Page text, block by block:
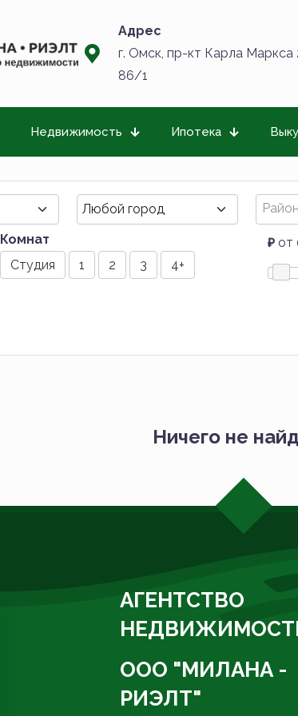
Адрес
г. Омск, пр-кт Карла Маркса
86/1
Недвижимость Ипотека
Комнат
Студия
1 2 3 4+
₽ от
Ничего не
АГЕНТСТВО
ООО "МИЛАНА -
РИЭЛТ"